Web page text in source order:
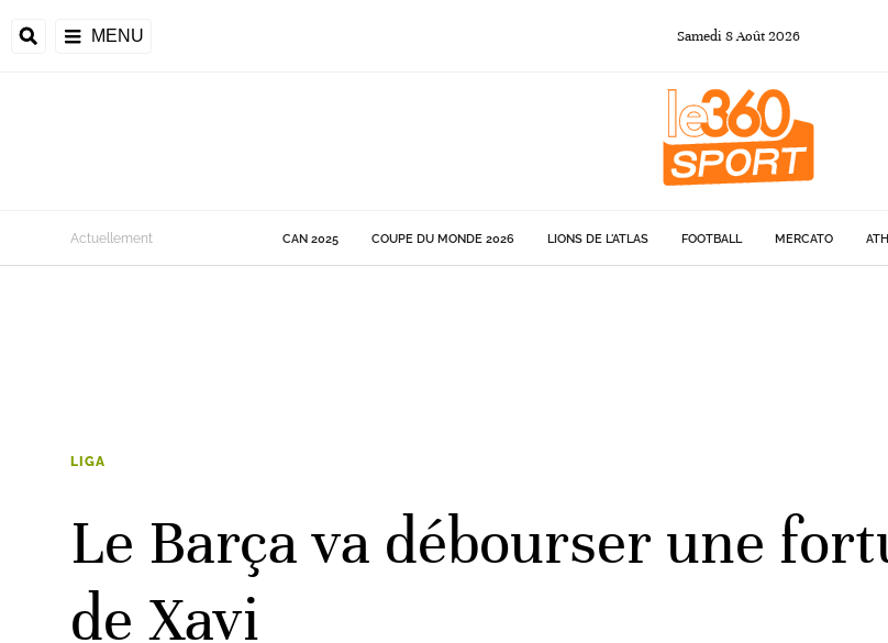
MENU Samedi 8Août2026
de la CAF
Actuellement CAN 2025 COUPE DU MONDE 2026 LIONS DE L'ATLAS FOOTBALL MERCATO
LIGA
Le Barça va débourser une
de Xavi